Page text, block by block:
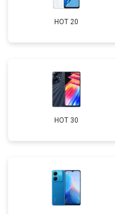
HOT 20
HOT 30